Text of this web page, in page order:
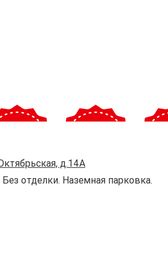
д.14А
отделки. Наземная парковка.